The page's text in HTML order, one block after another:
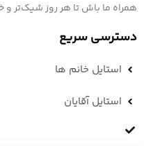
همراه ما باش تا هر روز شیک‌تر
دسترسی سریع
استایل خانم ها
استایل آقایان